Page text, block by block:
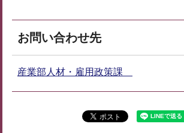
お問い合わせ先
産業部人材・雇用政策課